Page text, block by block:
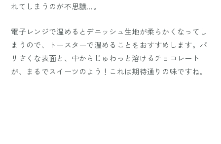
れてしまうのが不思議…。
電子レンジで温めるとデニッシュ生地が柔らかくなってし
まうので、トースターで温めることをおすすめします。パ
リさくな表面と、中からじゅわっと溶けるチョコレート
が、まるでスイーツのよう！これは期待通りの味ですね。